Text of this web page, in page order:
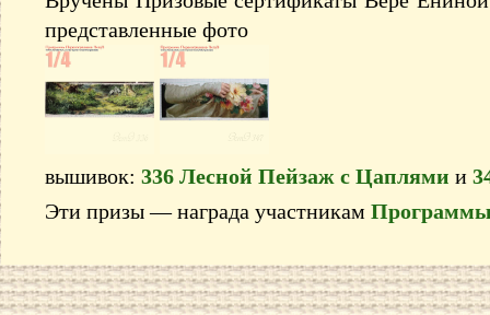
представленные фото
вышивок: 336 Лесной Пейзаж с Цаплями и
Эти призы — награда участникам